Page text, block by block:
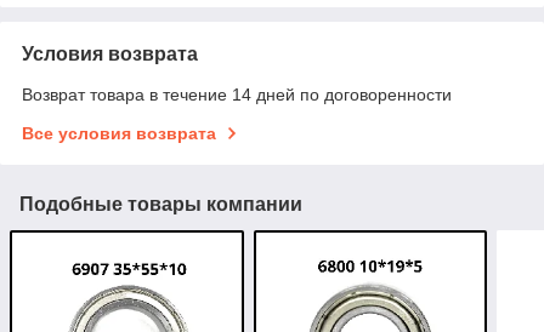
Условия возврата
Возврат товара в течение 14 дней по договоренности
Все условия возврата
Подобные товары компании